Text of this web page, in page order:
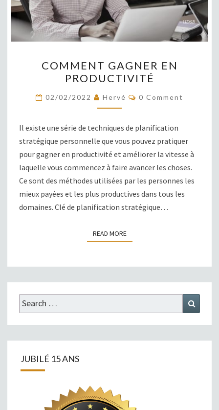
GAGNER
EN
PRODUCTIVITÉ
COMMENT GAGNER EN
PRODUCTIVITÉ
02/02/2022 Hervé COMMENTS
0 Comment
Il existe une série de techniques de planification
stratégique personnelle que vous pouvez pratiquer
pour gagner en productivité et améliorer la vitesse à
laquelle vous commencez à faire avancer les choses.
Ce sont des méthodes utilisées par les personnes les
mieux payées et les plus productives dans tous les
domaines. Clé de planification stratégique…
READ MOREREAD MORE
Search
for:
JUBILÉ 15 ANS